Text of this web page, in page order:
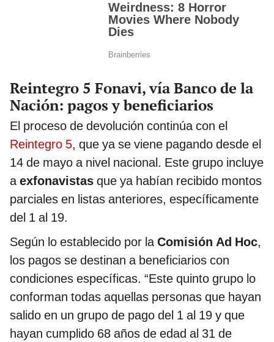
Reintegro 5 Fonavi, vía Banco de la
Nación: pagos y beneficiarios
El proceso de devolución continúa con el
Reintegro 5, que ya se viene pagando desde el
14 de mayo a nivel nacional. Este grupo incluye
a exfonavistas que ya habían recibido montos
parciales en listas anteriores, específicamente
del 1 al 19.
Según lo establecido por la Comisión Ad Hoc,
los pagos se destinan a beneficiarios con
condiciones específicas. “Este quinto grupo lo
conforman todas aquellas personas que hayan
salido en un grupo de pago del 1 al 19 y que
hayan cumplido 68 años de edad al 31 de